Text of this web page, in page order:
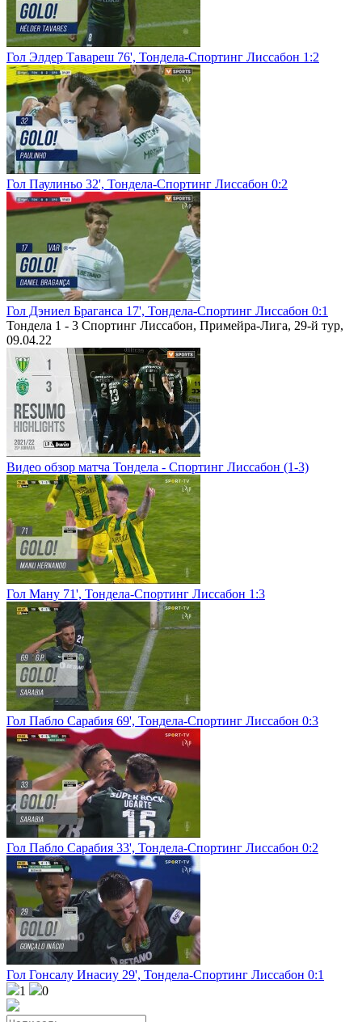
Гол Элдер Тавареш 76', Тондела-Спортинг Лиссабон 1:2
Гол Паулиньо 32', Тондела-Спортинг Лиссабон 0:2
Гол Дэниел Браганса 17', Тондела-Спортинг Лиссабон 0:1
Тондела 1 - 3 Спортинг Лиссабон, Примейра-Лига, 29-й тур,
09.04.22
Видео обзор матча Тондела - Спортинг Лиссабон (1-3)
Гол Ману 71', Тондела-Спортинг Лиссабон 1:3
Гол Пабло Сарабия 69', Тондела-Спортинг Лиссабон 0:3
Гол Пабло Сарабия 33', Тондела-Спортинг Лиссабон 0:2
Гол Гонсалу Инасиу 29', Тондела-Спортинг Лиссабон 0:1
1
0